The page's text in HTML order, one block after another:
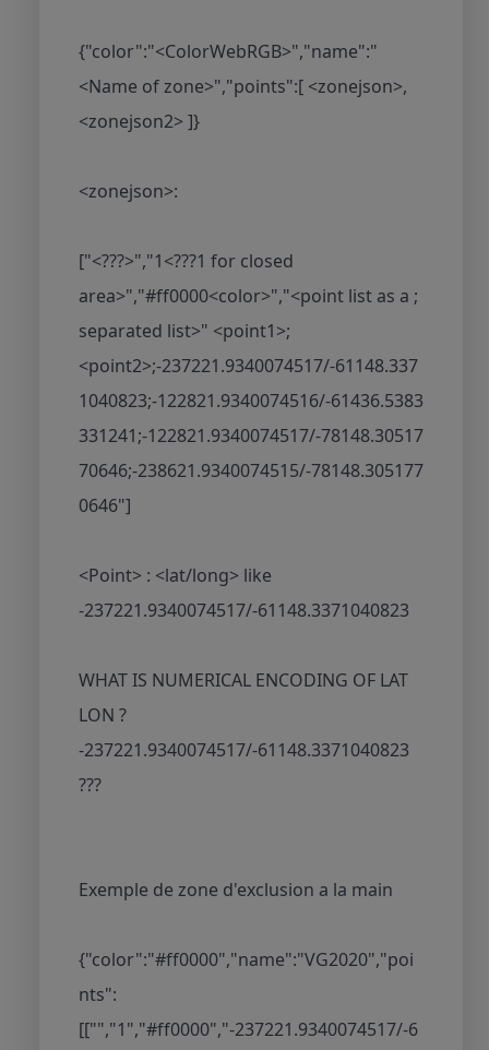
{"color":"<ColorWebRGB>","name":"
<Name of zone>","points":[ <zonejson>,
<zonejson2> ]}
<zonejson>:
["<???>","1<???1 for closed
area>","#ff0000<color>","<point list as a ;
separated list>" <point1>;
<point2>;-237221.9340074517/-61148.337
1040823;-122821.9340074516/-61436.5383
331241;-122821.9340074517/-78148.30517
70646;-238621.9340074515/-78148.305177
0646"]
<Point> : <lat/long> like
-237221.9340074517/-61148.3371040823
WHAT IS NUMERICAL ENCODING OF LAT
LON ?
-237221.9340074517/-61148.3371040823
???
Exemple de zone d'exclusion a la main
{"color":"#ff0000","name":"VG2020","poi
nts":
[["","1","#ff0000","-237221.9340074517/-6